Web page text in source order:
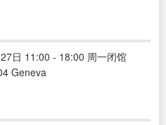
日 11:00 - 18:00 周一闭馆
Geneva